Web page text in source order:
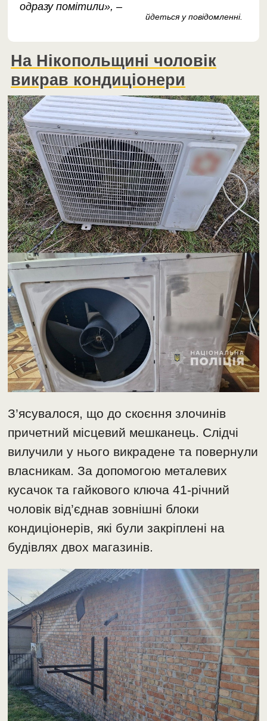
одразу помітили», –
йдеться у повідомленні.
На Нікопольщині чоловік
викрав кондиціонери
З’ясувалося, що до скоєння злочинів
причетний місцевий мешканець. Слідчі
вилучили у нього викрадене та повернули
власникам. За допомогою металевих
кусачок та гайкового ключа 41-річний
чоловік від’єднав зовнішні блоки
кондиціонерів, які були закріплені на
будівлях двох магазинів.